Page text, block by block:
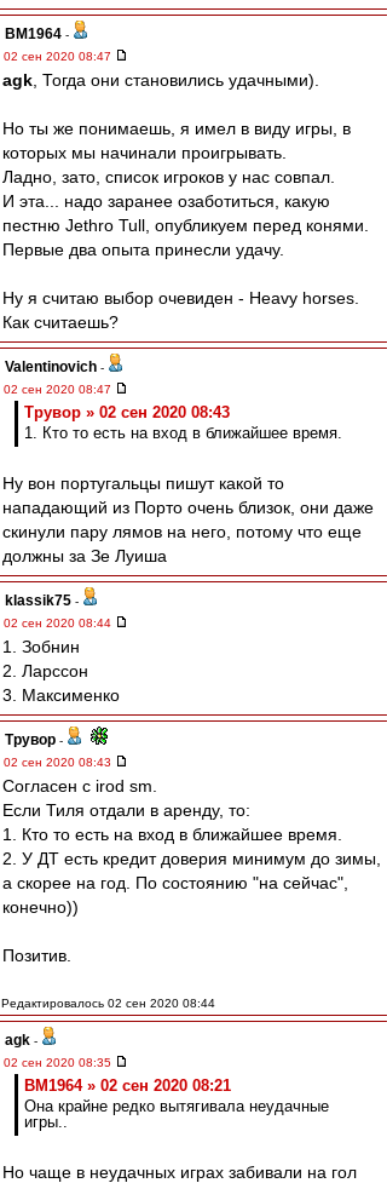
BM1964 -
02 сен 2020 08:47
agk , Тогда они становились удачными).
Но ты же понимаешь, я имел в виду игры, в
которых мы начинали проигрывать.
Ладно, зато, список игроков у нас совпал.
И эта... надо заранее озаботиться, какую
пестню Jethro Tull, опубликуем перед конями.
Первые два опыта принесли удачу.
Ну я считаю выбор очевиден - Heavy horses.
Как считаешь?
Valentinovich -
02 сен 2020 08:47
Трувор » 02 сен 2020 08:43
1. Кто то есть на вход в ближайшее время.
Ну вон португальцы пишут какой то
нападающий из Порто очень близок, они даже
скинули пару лямов на него, потому что еще
должны за Зе Луиша
klassik75 -
02 сен 2020 08:44
1. Зобнин
2. Ларссон
3. Максименко
Трувор -
02 сен 2020 08:43
Согласен с irod sm.
Если Тиля отдали в аренду, то:
1. Кто то есть на вход в ближайшее время.
2. У ДТ есть кредит доверия минимум до зимы,
а скорее на год. По состоянию "на сейчас",
конечно))
Позитив.
Редактировалось 02 сен 2020 08:44
agk -
02 сен 2020 08:35
BM1964 » 02 сен 2020 08:21
Она крайне редко вытягивала неудачные
игры..
Но чаще в неудачных играх забивали на гол